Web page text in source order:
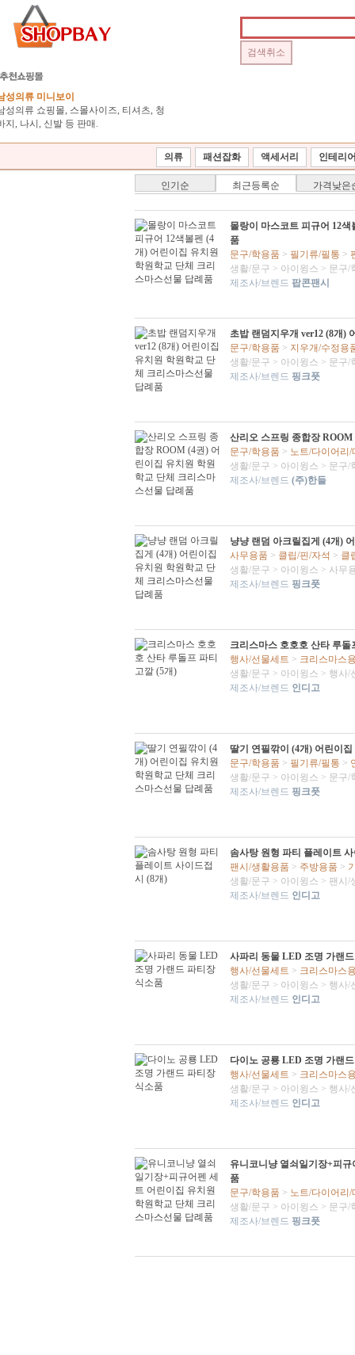
성의류 미니보이
성의류 쇼핑몰, 스몰사이즈, 티셔츠, 청
지, 나시, 신발 등 판매.
의류 패션잡화 액세서리 인테리
인기순 최근등록순 가격낮은
몰랑이 마스코트 피규어 12
품
문구/학용품 > 필기류/필통 >
생활/문구 > 아이윙스 > 문구/
제조사/브렌드 팝콘팬시
초밥 랜덤지우개 ver12 (8개)
문구/학용품 > 지우개/수정용
생활/문구 > 아이윙스 > 문구/
제조사/브렌드 핑크풋
산리오 스프링 종합장
문구/학용품 > 노트/다이어리/
생활/문구 > 아이윙스 > 문구/
제조사/브렌드 (주)한들
냥냥 랜덤 아크릴집게 (4개)
사무용품 > 클립/핀/자석 > 클
생활/문구 > 아이윙스 > 사무
제조사/브렌드 핑크풋
크리스마스 호호호 산타 루돌
행사/선물세트 > 크리스마스
생활/문구 > 아이윙스 > 행사/
제조사/브렌드 인디고
딸기 연필깎이 (4개) 어린이
문구/학용품 > 필기류/필통 >
생활/문구 > 아이윙스 > 문구/
제조사/브렌드 핑크풋
솜사탕 원형 파티 플레이트
팬시/생활용품 > 주방용품 >
생활/문구 > 아이윙스 > 팬시/
제조사/브렌드 인디고
사파리 동물 LED 조명 가랜
행사/선물세트 > 크리스마스
생활/문구 > 아이윙스 > 행사/
제조사/브렌드 인디고
다이노 공룡 LED 조명 가랜
행사/선물세트 > 크리스마스
생활/문구 > 아이윙스 > 행사/
제조사/브렌드 인디고
유니코니냥 열쇠일기장+피
품
문구/학용품 > 노트/다이어리/
생활/문구 > 아이윙스 > 문구/
제조사/브렌드 핑크풋